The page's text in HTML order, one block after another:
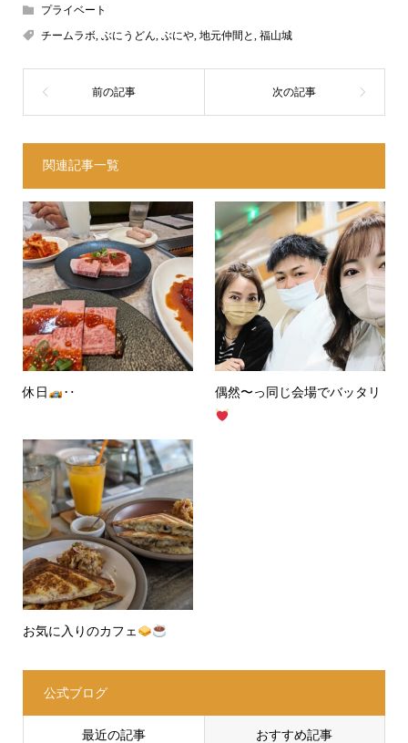
プライベート
チームラボ ぶにうどん ぶにや, 地元仲間と 福山城
関連記事一覧
休日 ‥ 偶然〜っ同じ会場でバッタリ
お気に入りのカフェ
公式ブログ
最近の記事 おすすめ記事